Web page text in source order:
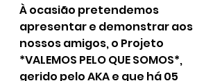
À ocasião pretendemos
apresentar e demonstrar aos
nossos amigos, o Projeto
*VALEMOS PELO QUE SOMOS*,
gerido pelo AKA e que há 05